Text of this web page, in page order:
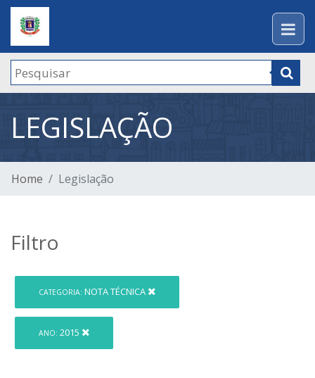
LEGISLAÇÃO
Home Legislação
Filtro
CATEGORIA: NOTA TÉCNICA
ANO: 2015